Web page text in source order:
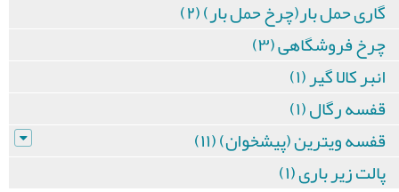
گاری حمل بار(چرخ حمل بار) (۲)
چرخ فروشگاهی (۳)
انبر کالا گیر (۱)
قفسه رگال (۱)
قفسه ویترین (پیشخوان) (۱۱)
پالت زیر باری (۱)